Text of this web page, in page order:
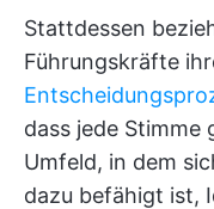
Stattdessen
Führungskräfte
dass jede
Umfeld, in dem
dazu befähigt ist,